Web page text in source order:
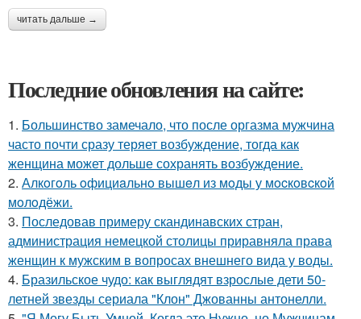
читать дальше →
Последние обновления на сайте:
1. Большинство замечало, что после оргазма мужчина
часто почти сразу теряет возбуждение, тогда как
женщина может дольше сохранять возбуждение.
2. Алкoгoль oфициaльнo вышeл из мoды у мocкoвcкoй
мoлoдёжи.
3. Последовав примеру скандинавских стран,
администрация немецкой столицы приравняла права
женщин к мужским в вопросах внешнего вида у воды.
4. Бразильское чудо: как выглядят взрослые дети 50-
летней звезды сериала "Клон" Джованны антонелли.